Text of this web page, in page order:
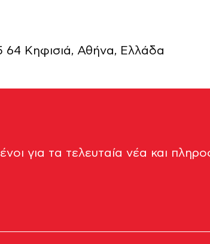
64 Κηφισιά, Αθήνα, Ελλάδα
για τα τελευταία νέα και